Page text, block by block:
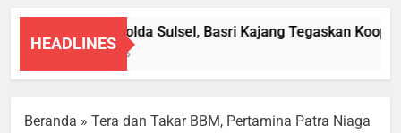
HEADLINES
Diperiksa Polda Sulsel, Basri Kajang Tegaskan
8 Agustus 2026
Beranda » Tera dan Takar BBM, Pertamina Patra Niaga